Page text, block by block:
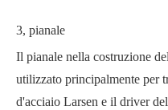
3, pianale
Il pianale nella costruzione
utilizzato principalmente per
d'acciaio Larsen e il driver